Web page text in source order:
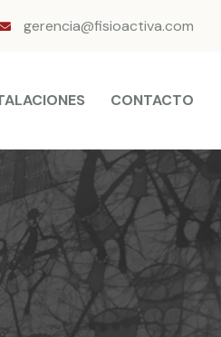
gerencia@fisioactiva.com
CONTACTO